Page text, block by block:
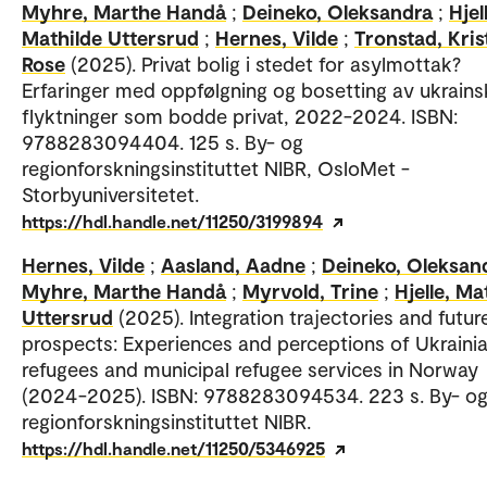
Myhre, Marthe Handå ; Deineko, Oleksandra ;
Mathilde Uttersrud ; Hernes, Vilde ; Tronstad,
Rose (2025). Privat bolig i stedet for asylmottak?
Erfaringer med oppfølgning og bosetting av
flyktninger som bodde privat, 2022-2024. ISBN:
9788283094404. 125 s. By- og
regionforskningsinstituttet NIBR, OsloMet -
Storbyuniversitetet.
https://hdl.handle.net/11250/3199894
Hernes, Vilde ; Aasland, Aadne ; Deineko,
Myhre, Marthe Handå ; Myrvold, Trine ; Hjelle,
Uttersrud (2025). Integration trajectories and
prospects: Experiences and perceptions of
refugees and municipal refugee services in Norway
(2024-2025). ISBN: 9788283094534. 223 s. By- og
regionforskningsinstituttet NIBR.
https://hdl.handle.net/11250/5346925